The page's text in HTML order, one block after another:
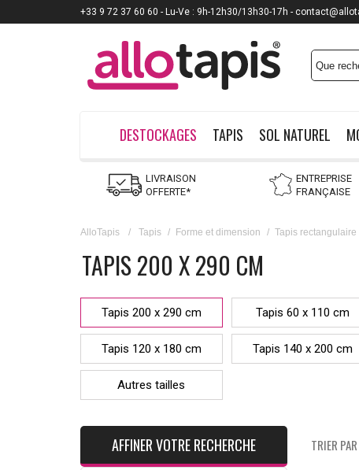
DESTOCKAGES TAPIS SOL NATUREL
LIVRAISON
OFFERTE*
ENTREPRISE
FRANÇAISE
AlloTapis / Tapis / Forme et dimension / Tapis rectangulaire
TAPIS 200 X 290 CM
Tapis 200 x 290 cm Tapis 60 x 110 cm
Tapis 120 x 180 cm Tapis 140 x 200 cm
Autres tailles
AFFINER VOTRE RECHERCHE TRIER
+33 9 72 37 60 60 - Lu-Ve : 9h-12h30/13h30-17h -
Payez jusqu'à12x